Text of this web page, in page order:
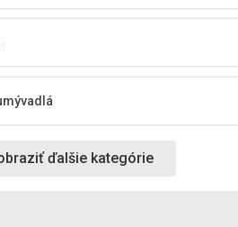
ďalšie kategórie